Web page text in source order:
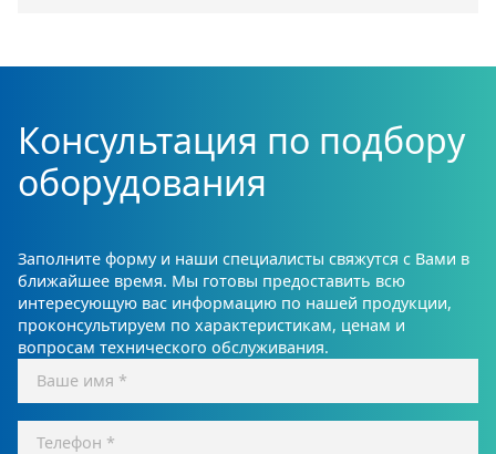
Консультация по подбору
оборудования
Заполните форму и наши специалисты свяжутся с Вами в
ближайшее время. Мы готовы предоставить всю
интересующую вас информацию по нашей продукции,
проконсультируем по характеристикам, ценам и
вопросам технического обслуживания.